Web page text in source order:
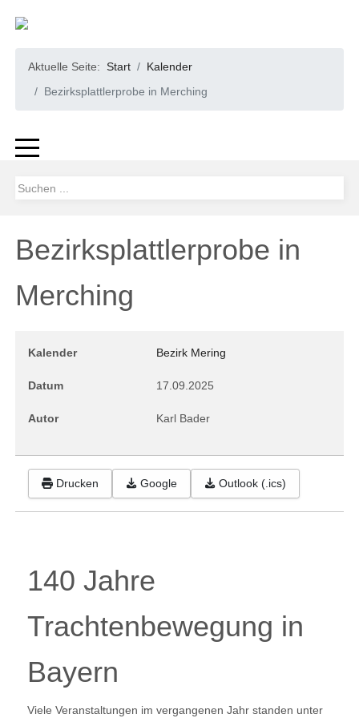
Aktuelle Seite:Start
Kalender
Bezirksplattlerprobe in Merching
Bezirksplattlerprobe in
Merching
Kalender Bezirk Mering
Datum 17.09.2025
Autor Karl Bader
Drucken Google Outlook (.ics)
140 Jahre
Trachtenbewegung in
Bayern
Viele Veranstaltungen im vergangenen Jahr standen unter